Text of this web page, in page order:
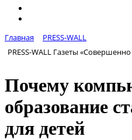
Главная
PRESS-WALL
PRESS-WALL Газеты
Почему
образование
для детей